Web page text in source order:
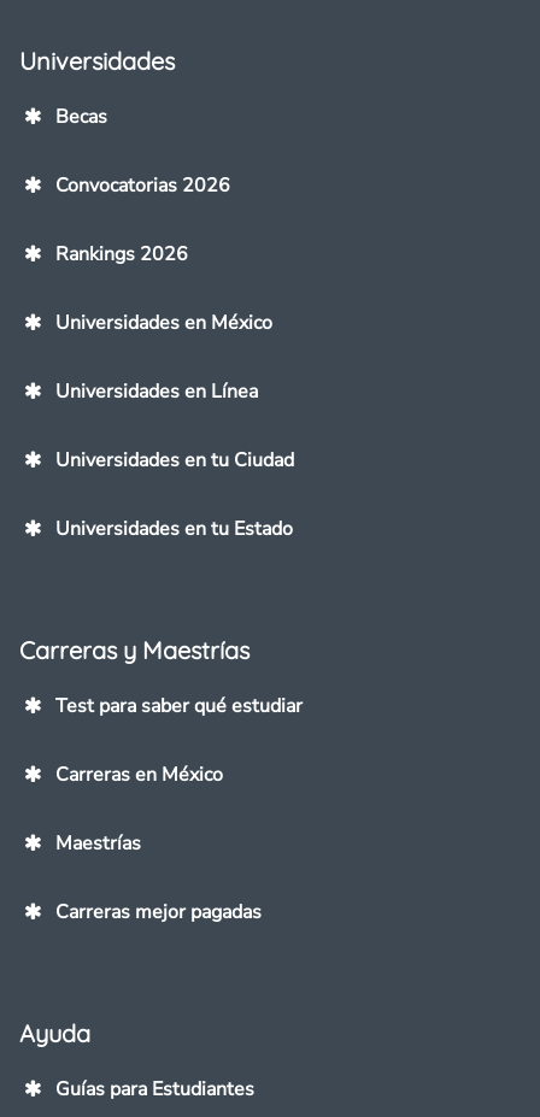
Universidades
Becas
Convocatorias 2026
Rankings 2026
Universidades en México
Universidades en Línea
Universidades en tu Ciudad
Universidades en tu Estado
Carreras y Maestrías
Test para saber qué estudiar
Carreras en México
Maestrías
Carreras mejor pagadas
Ayuda
Guías para Estudiantes